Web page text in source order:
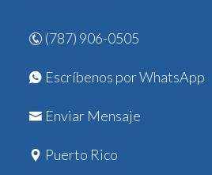
(787) 906-0505
Escríbenos por WhatsApp
Enviar Mensaje
Puerto Rico